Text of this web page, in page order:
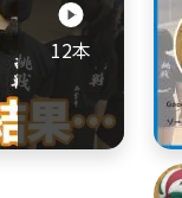
12本